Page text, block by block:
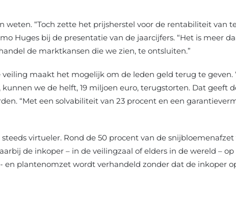
weten. “Toch zette het prijsherstel voor de rentabiliteit van
Huges bij de presentatie van de jaarcijfers. “Het is meer
de marktkansen die we zien, te ontsluiten.”
maakt het mogelijk om de leden geld terug te geven.
we de helft, 19 miljoen euro, terugstorten. Dat geeft
“Met een solvabiliteit van 23 procent en een
virtueler. Rond de 50 procent van de
de inkoper – in de veilingzaal of elders in de wereld –
en plantenomzet wordt verhandeld zonder dat de inkoper